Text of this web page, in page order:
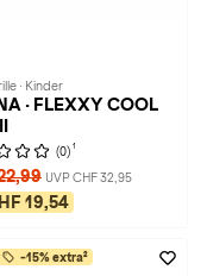
· Kinder
· FLEXXY COOL
(0) 1
UVP CHF 32,95
19,54
-15% extra²